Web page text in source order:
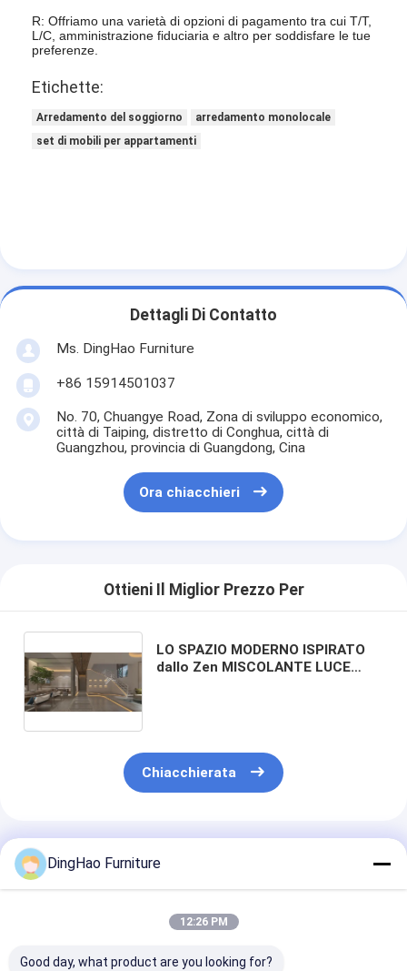
R: Offriamo una varietà di opzioni di pagamento tra cui T/T,
L/C, amministrazione fiduciaria e altro per soddisfare le tue
preferenze.
Etichette:
Arredamento del soggiorno
arredamento monolocale
set di mobili per appartamenti
Dettagli Di Contatto
Ms. DingHao Furniture
+86 15914501037
No. 70, Chuangye Road, Zona di sviluppo economico,
città di Taiping, distretto di Conghua, città di
Guangzhou, provincia di Guangdong, Cina
Ora chiacchieri
Ottieni Il Miglior Prezzo Per
LO SPAZIO MODERNO ISPIRATO
dallo Zen MISCOLANTE LUCE
Chiacchierata
Prodotti Raccomandati
DingHao Furniture
12:26 PM
Good day, what product are you looking for?